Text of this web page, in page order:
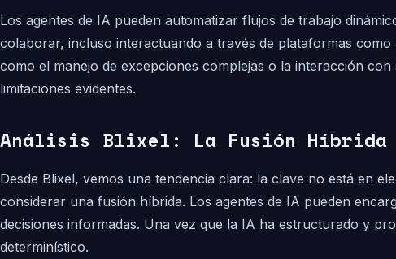
Los agentes de IA pueden automatizar flujos de trabajo
colaborar, incluso interactuando a través de plataformas
como el manejo de excepciones complejas o la interacción
limitaciones evidentes.
Análisis Blixel: La Fusión Híbrida
Desde Blixel, vemos una tendencia clara: la clave no está en
considerar una fusión híbrida. Los agentes de IA pueden
decisiones informadas. Una vez que la IA ha estructurado y
determinístico.